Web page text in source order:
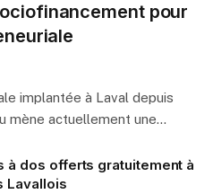
pour
implantée à Laval depuis
mène actuellement une…
à dos offerts gratuitement à
Lavallois